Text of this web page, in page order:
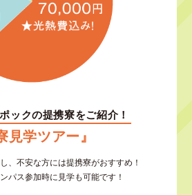
ックの提携寮をご紹介！
見学ツアー』
、不安な方には提携寮がおすすめ！
パス参加時に見学も可能です！